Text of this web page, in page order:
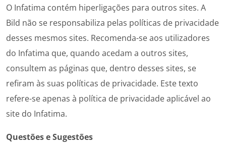
O Infatima contém hiperligações para outros sites. A
Bild não se responsabiliza pelas políticas de privacidade
desses mesmos sites. Recomenda-se aos utilizadores
do Infatima que, quando acedam a outros sites,
consultem as páginas que, dentro desses sites, se
refiram às suas políticas de privacidade. Este texto
refere-se apenas à política de privacidade aplicável ao
site do Infatima.
Questões e Sugestões